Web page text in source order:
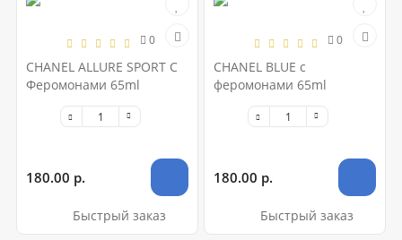
0
CHANEL ALLURE SPORT С
Феромонами 65ml
180.00 р.
Быстрый заказ
0
CHANEL BLUE с
феромонами 65ml
180.00 р.
Быстрый заказ